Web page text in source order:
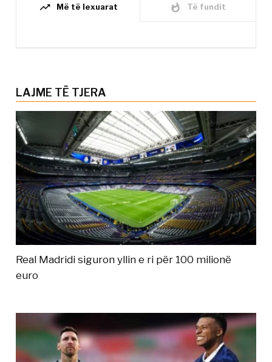
trending_up Më të lexuarat whatshot Të fundit
LAJME TË TJERA
Real Madridi siguron yllin e ri për 100 milionë
euro